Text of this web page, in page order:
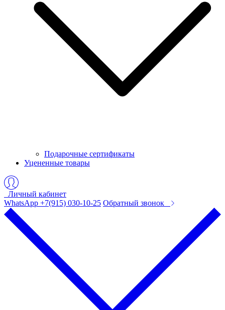
Подарочные сертификаты
Уцененные товары
Личный кабинет
WhatsApp +7(915) 030-10-25 Обратный звонок